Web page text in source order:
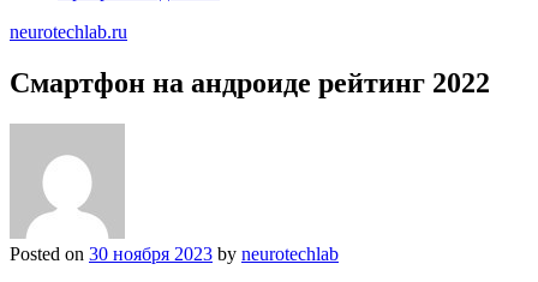
neurotechlab.ru
Смартфон на андроиде рейтинг 2022
Posted on 30 ноября 2023 by neurotechlab